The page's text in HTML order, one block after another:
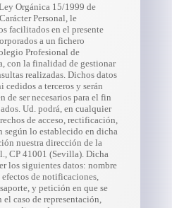
Orgánica 15/1999 de
Personal, le
facilitados en el presente
a un fichero
Profesional de
con la finalidad de gestionar
realizadas. Dichos datos
cedidos a terceros y serán
de ser necesarios para el fin
Ud. podrá, en cualquier
de acceso, rectificación,
lo establecido en dicha
nuestra dirección de la
CP 41001 (Sevilla). Dicha
los siguientes datos: nombre
de notificaciones,
y petición en que se
caso de representación,